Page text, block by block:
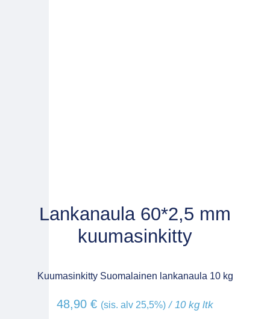
Lankanaula 60*2,5 mm
kuumasinkitty
Kuumasinkitty Suomalainen lankanaula 10 kg
48,90 € (sis. alv 25,5%) / 10 kg ltk